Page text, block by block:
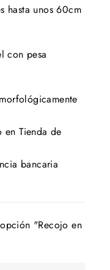
hasta unos 60cm
con pesa
en Tienda de
bancaria
"Recojo en